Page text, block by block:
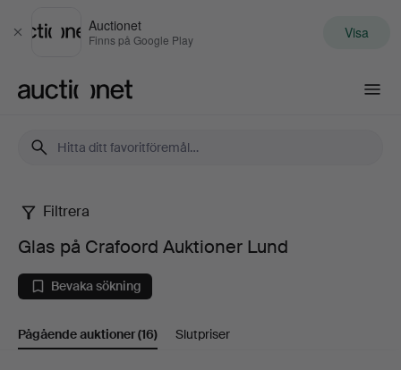
Stäng
Auctionet
Finns på Google Play Visa
Glas
på
Crafoord
Auktioner
Filtrera
Glas på Crafoord Auktioner Lund
Bevaka sökning
Pågående auktioner(16) Slutpriser